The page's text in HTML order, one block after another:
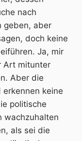
nach
geben, aber
doch keine
Ja, mir
Art mitunter
Aber die
erkennen keine
politische
wachzuhalten
als sei die